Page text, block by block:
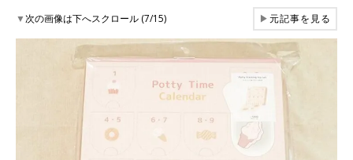
▼次の画像は下へスクロール (7/15) ▶元記事を見る